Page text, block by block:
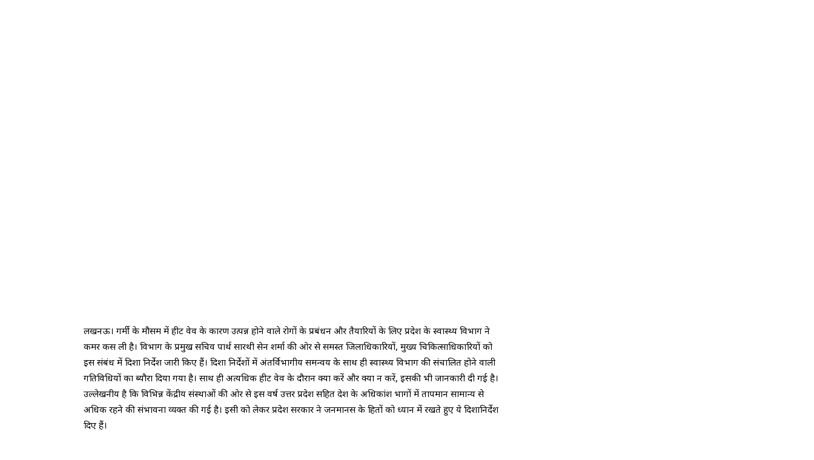
लखनऊ। गर्मी के मौसम में हीट वेव के कारण उत्पन्न होने वाले रोगों के प्रबंधन और तैयारियों के लिए प्रदेश के स्वास्थ्य विभाग ने
कमर कस ली है। विभाग के प्रमुख सचिव पार्थ सारथी सेन शर्मा की ओर से समस्त जिलाधिकारियों, मुख्य चिकित्साधिकारियों को
इस संबंध में दिशा निर्देश जारी किए हैं। दिशा निर्देशों में अंतर्विभागीय समन्वय के साथ ही स्वास्थ्य विभाग की संचालित होने वाली
गतिविधियों का ब्यौरा दिया गया है। साथ ही अत्यधिक हीट वेव के दौरान क्या करें और क्या न करें, इसकी भी जानकारी दी गई है।
उल्लेखनीय है कि विभिन्न केंद्रीय संस्थाओं की ओर से इस वर्ष उत्तर प्रदेश सहित देश के अधिकांश भागों में तापमान सामान्य से
अधिक रहने की संभावना व्यक्त की गई है। इसी को लेकर प्रदेश सरकार ने जनमानस के हितों को ध्यान में रखते हुए ये दिशानिर्देश
दिए हैं।